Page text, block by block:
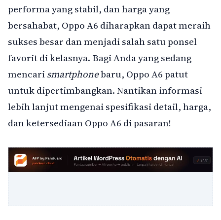
performa yang stabil, dan harga yang
bersahabat, Oppo A6 diharapkan dapat meraih
sukses besar dan menjadi salah satu ponsel
favorit di kelasnya. Bagi Anda yang sedang
mencarismartphonebaru, Oppo A6 patut
untuk dipertimbangkan. Nantikan informasi
lebih lanjut mengenai spesifikasi detail, harga,
dan ketersediaan Oppo A6 di pasaran!